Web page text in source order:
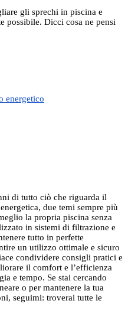
gli sprechi in piscina e
possibile. Dicci cosa ne pensi
energetico
di tutto ciò che riguarda il
due temi sempre più
la propria piscina senza
in sistemi di filtrazione e
tutto in perfette
un utilizzo ottimale e sicuro
condividere consigli pratici e
il comfort e l’efficienza
e tempo. Se stai cercando
o per mantenere la tua
seguimi: troverai tutte le